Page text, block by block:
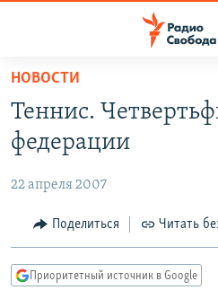
упрощенного
доступа
Вернуться
основному
Вернутся
главной
навигации
ПОДКАСТЫ
АВТОРСКИЕ ПРОЕКТЫ
ЦИТАТЫ СВОБОДЫ
МНЕНИЯ
IDEL.РЕАЛИИ
НОВОСТИ
Теннис.
федерации
22 апреля 2007
Поделиться Читать
Приоритетный источник в Google